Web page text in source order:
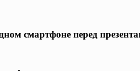
смартфоне перед